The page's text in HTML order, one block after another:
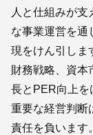
人と仕組みが支
な事業運営を通
現をけん引しま
財務戦略、資本
長とPER向上を
重要な経営判断
責任を負います。